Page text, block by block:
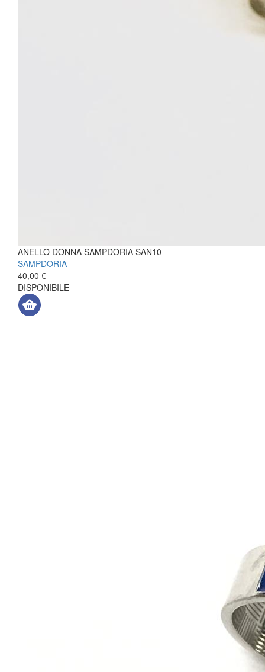
ANELLO DONNA SAMPDORIA SAN10
SAMPDORIA
40,00 €
DISPONIBILE